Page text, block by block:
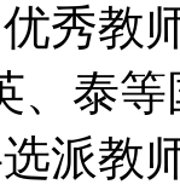
秀教
、泰
派教